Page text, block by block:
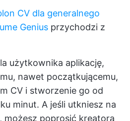
CV dla generalnego
Genius przychodzi z
użytkownika aplikację,
nawet początkującemu,
CV i stworzenie go od
minut. A jeśli utkniesz na
możesz poprosić kreatora